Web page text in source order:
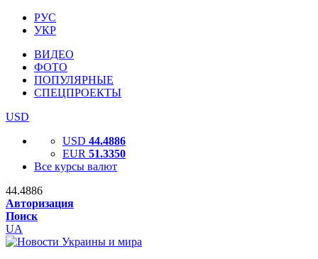
РУС
УКР
ВИДЕО
ФОТО
ПОПУЛЯРНЫЕ
СПЕЦПРОЕКТЫ
USD
USD 44.4886
EUR 51.3350
Все курсы валют
44.4886
Авторизация
Поиск
UA